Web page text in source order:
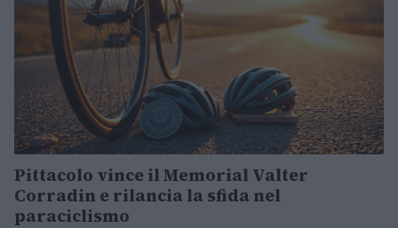
Pittacolo vince il Memorial Valter
Corradin e rilancia la sfida nel
paraciclismo